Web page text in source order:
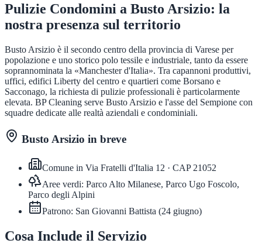
Pulizie Condomini a Busto Arsizio: la
nostra presenza sul territorio
Busto Arsizio è il secondo centro della provincia di Varese per
popolazione e uno storico polo tessile e industriale, tanto da essere
soprannominata la «Manchester d'Italia». Tra capannoni produttivi,
uffici, edifici Liberty del centro e quartieri come Borsano e
Sacconago, la richiesta di pulizie professionali è particolarmente
elevata. BP Cleaning serve Busto Arsizio e l'asse del Sempione con
squadre dedicate alle realtà aziendali e condominiali.
Busto Arsizio in breve
Comune in Via Fratelli d'Italia 12 · CAP 21052
Aree verdi: Parco Alto Milanese, Parco Ugo Foscolo,
Parco degli Alpini
Patrono: San Giovanni Battista (24 giugno)
Cosa Include il Servizio